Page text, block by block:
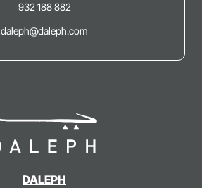
DALEPH
932 188 882
daleph@daleph.com